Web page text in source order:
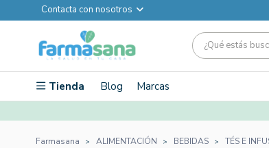
Contacta con nosotros
Tienda Blog Marcas
Farmasana ALIMENTACIÓN BEBIDAS TÉS E